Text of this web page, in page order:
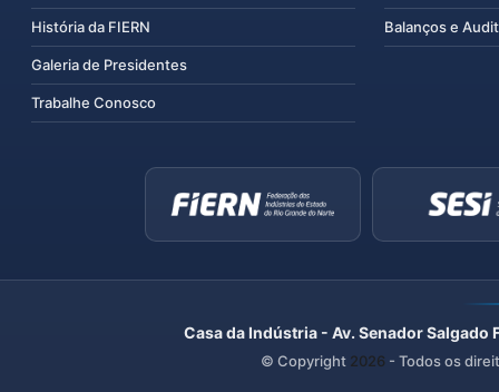
História da FIERN
Galeria de Presidentes
Trabalhe Conosco
Balanços e
Casa da Indústria - Av. Senador
© Copyright 2026 - Todos os